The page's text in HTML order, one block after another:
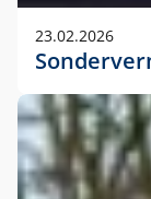
23.02.2026